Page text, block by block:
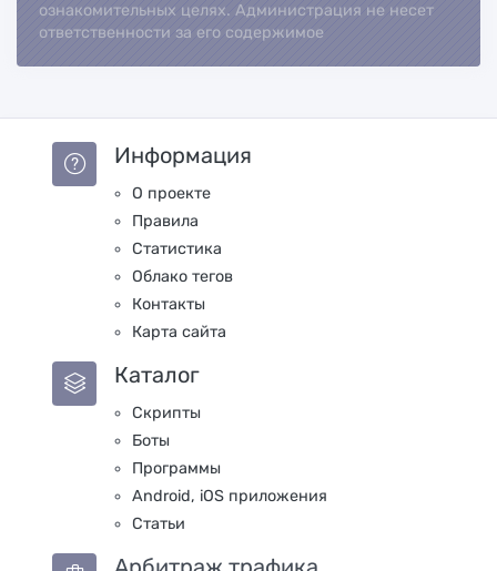
ознакомительных целях. Администрация не несет
ответственности за его содержимое
Информация
О проекте
Правила
Статистика
Облако тегов
Контакты
Карта сайта
Каталог
Скрипты
Боты
Программы
Android, iOS приложения
Статьи